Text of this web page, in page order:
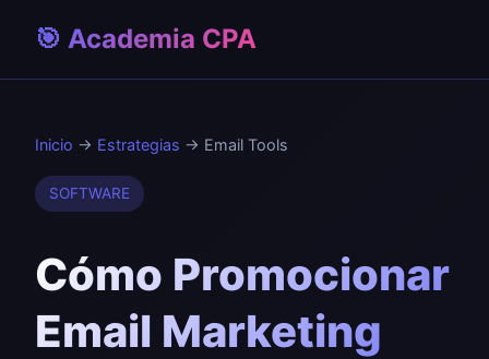
🎯 Academia CPA
Inicio → Estrategias → Email Tools
SOFTWARE
Cómo Promocionar
Email Marketing